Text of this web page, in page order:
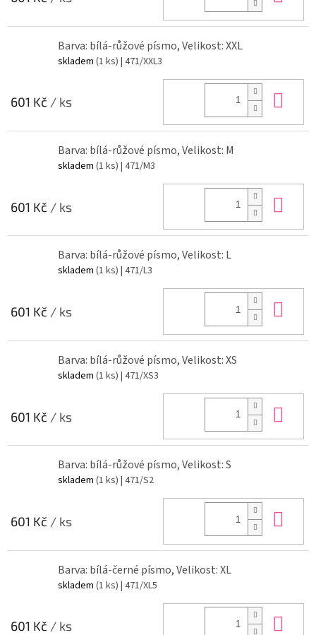
Barva: bílá-růžové písmo, Velikost: XXL
skladem (1 ks) | 471/XXL3
601 Kč / ks
Barva: bílá-růžové písmo, Velikost: M
skladem (1 ks) | 471/M3
601 Kč / ks
Barva: bílá-růžové písmo, Velikost: L
skladem (1 ks) | 471/L3
601 Kč / ks
Barva: bílá-růžové písmo, Velikost: XS
skladem (1 ks) | 471/XS3
601 Kč / ks
Barva: bílá-růžové písmo, Velikost: S
skladem (1 ks) | 471/S2
601 Kč / ks
Barva: bílá-černé písmo, Velikost: XL
skladem (1 ks) | 471/XL5
601 Kč / ks